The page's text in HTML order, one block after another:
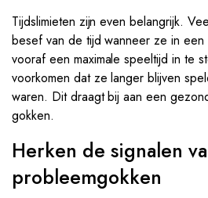
Tijdslimieten zijn even belangrijk.
besef van de tijd wanneer ze in
vooraf een maximale speeltijd in te
voorkomen dat ze langer blijven
waren. Dit draagt bij aan een
gokken.
Herken de signalen
probleemgokken